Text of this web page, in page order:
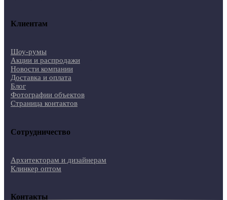
Клиентам
Шоу-румы
Акции и распродажи
Новости компании
Доставка и оплата
Блог
Фотографии объектов
Страница контактов
Сотрудничество
Архитекторам и дизайнерам
Клинкер оптом
Контакты